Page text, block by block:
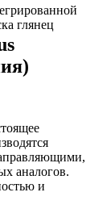
глянец
аналогов.
и